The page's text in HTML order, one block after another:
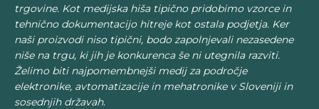
trgovine. Kot medijska hiša tipično pridobimo vzorce in
tehnično dokumentacijo hitreje kot ostala podjetja. Ker
naši proizvodi niso tipični, bodo zapolnjevali nezasedene
niše na trgu, ki jih je konkurenca še ni utegnila razviti.
Želimo biti najpomembnejši medij za področje
elektronike, avtomatizacije in mehatronike v Sloveniji in
sosednjih državah.